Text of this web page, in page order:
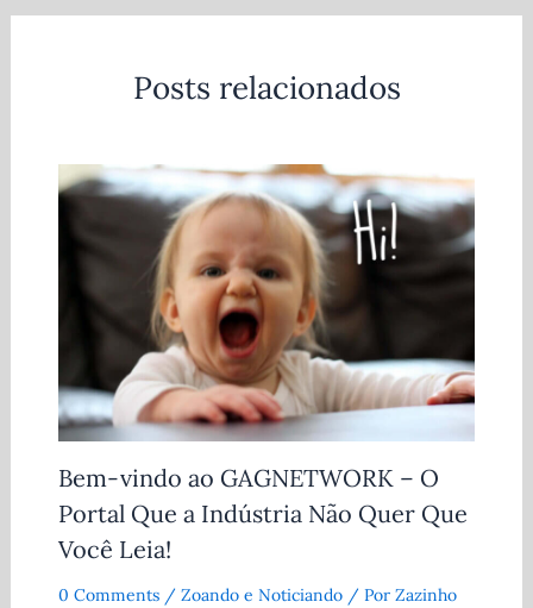
Posts relacionados
Bem-vindo ao GAGNETWORK – O
Portal Que a Indústria Não Quer Que
Você Leia!
0 Comments / Zoando e Noticiando/ Por Zazinho